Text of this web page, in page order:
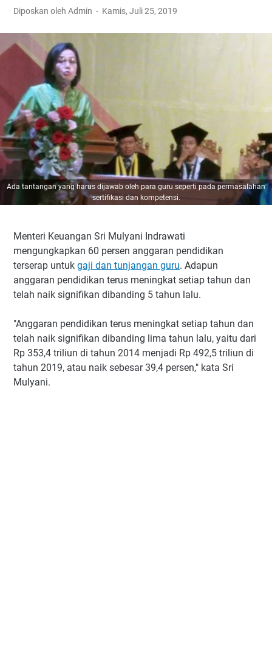
Diposkan oleh Admin Kamis, Juli 25, 2019
Ada tantangan yang harus dijawab oleh para guru seperti pada permasalahan
sertifikasi dan kompetensi.
Menteri Keuangan Sri Mulyani Indrawati
mengungkapkan 60 persen anggaran pendidikan
terserap untuk gaji dan tunjangan guru. Adapun
anggaran pendidikan terus meningkat setiap tahun dan
telah naik signifikan dibanding 5 tahun lalu.
"Anggaran pendidikan terus meningkat setiap tahun dan
telah naik signifikan dibanding lima tahun lalu, yaitu dari
Rp 353,4 triliun di tahun 2014 menjadi Rp 492,5 triliun di
tahun 2019, atau naik sebesar 39,4 persen," kata Sri
Mulyani.